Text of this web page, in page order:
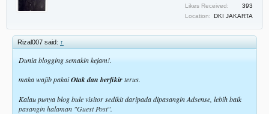
Likes Received:
393
Location: DKI JAKARTA
Rizal007 said: ↑
Dunia blogging semakin kejam!.
maka wajib pakaiOtak dan berfikirterus.
Kalau punya blog bule visitor sedikit daripada dipasangin Adsense, lebih baik
pasangin halaman "Guest Post".